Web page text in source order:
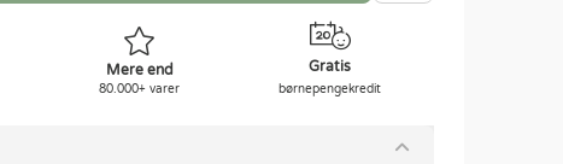
Mere end
80.000+ varer
Gratis
børnepengekredit